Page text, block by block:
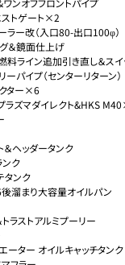
ストゲート×2
ラー改（入口80-出口100φ）
＆鏡面仕上げ
料ライン追加引き直し＆スイ
パイプ（センターリターン）
ター×6
ラズマダイレクト&HKS
＆ヘッダータンク
ンク
タンク
溜まり大容量オイルパン
ラストアルミプーリー
ーター オイルキャッチタンク